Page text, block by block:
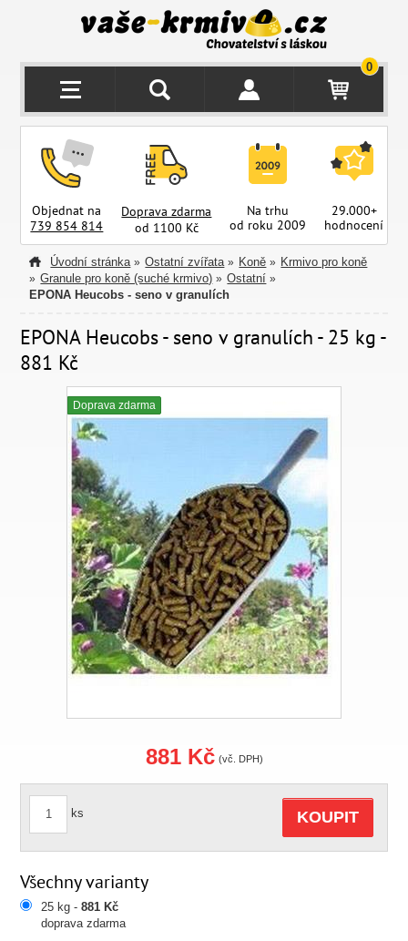
0
Objednat na
739 854 814
Doprava zdarma
od 1100 Kč
Na trhu
od roku 2009
29.000+
hodnocení
Úvodní stránka » Ostatní zvířata » Koně » Krmivo pro koně
» Granule pro koně (suché krmivo) » Ostatní »
EPONA Heucobs - seno v granulích
EPONA Heucobs - seno v granulích - 25 kg -
881 Kč
Doprava zdarma
881 Kč (vč. DPH)
ks KOUPIT
Všechny varianty
25 kg -881 Kč
doprava zdarma